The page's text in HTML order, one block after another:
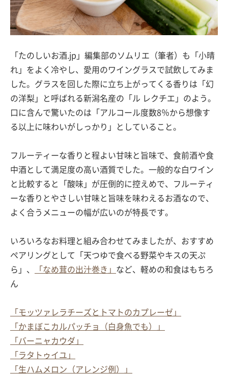
「たのしいお酒.jp」編集部のソムリエ（筆者）も「小晴
れ」をよく冷やし、愛用のワイングラスで試飲してみま
した。グラスを回した際に立ち上がってくる香りは「幻
の洋梨」と呼ばれる新潟名産の「ル レクチエ」のよう。
口に含んで驚いたのは「アルコール度数8％から想像す
る以上に味わいがしっかり」としていること。
フルーティーな香りと程よい甘味と旨味で、食前酒や食
中酒として満足度の高い酒質でした。一般的な白ワイン
と比較すると「酸味」が圧倒的に控えめで、フルーティ
ーな香りとやさしい甘味と旨味を味わえるお酒なので、
よく合うメニューの幅が広いのが特長です。
いろいろなお料理と組み合わせてみましたが、おすすめ
ペアリングとして「天つゆで食べる野菜やキスの天ぷ
ら」、
「なめ茸の出汁巻き」 など、軽めの和食はもちろ
ん
「モッツァレラチーズとトマトのカプレーゼ」
「かまぼこカルパッチョ（白身魚でも）」
「バーニャカウダ」
「ラタトゥイユ」
「生ハムメロン（アレンジ例）」